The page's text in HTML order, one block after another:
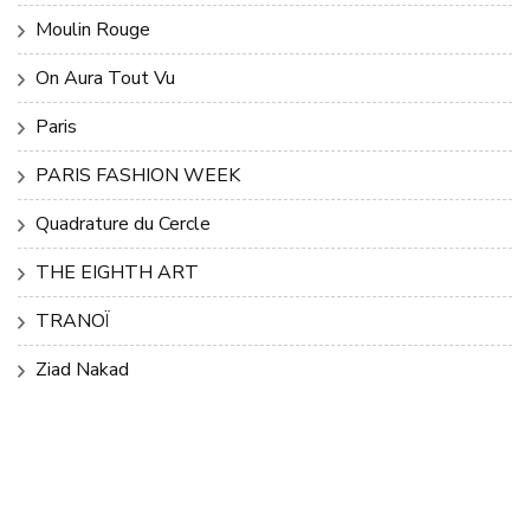
Moulin Rouge
On Aura Tout Vu
Paris
PARIS FASHION WEEK
Quadrature du Cercle
THE EIGHTH ART
TRANOÏ
Ziad Nakad